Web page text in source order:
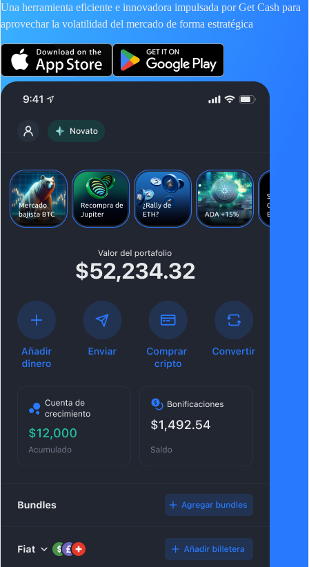
Una herramienta eficiente e innovadora impulsada por Get Cash para
aprovechar la volatilidad del mercado de forma estratégica